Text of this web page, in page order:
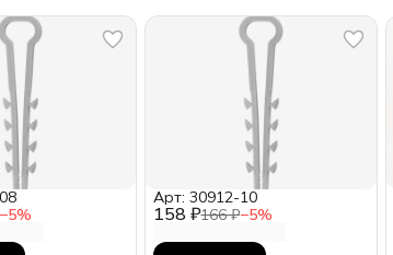
−5% 158 ₽166 ₽−5%
Арт: 30912-10